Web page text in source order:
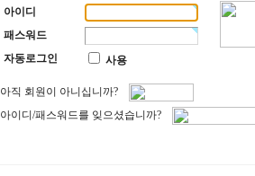
아이디
패스워드
자동로그인
사용
아직 회원이 아니십니까?
아이디/패스워드를 잊으셨습니까?